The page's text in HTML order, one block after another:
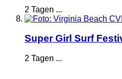
2 Tagen ...
Super Girl Surf
2 Tagen ...